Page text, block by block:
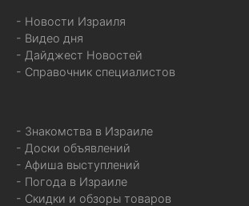
- Новости Израиля
- Видео дня
- Дайджест Новостей
- Справочник специалистов
- Знакомства в Израиле
- Доски объявлений
- Афиша выступлений
- Погода в Израиле
- Скидки и обзоры товаров